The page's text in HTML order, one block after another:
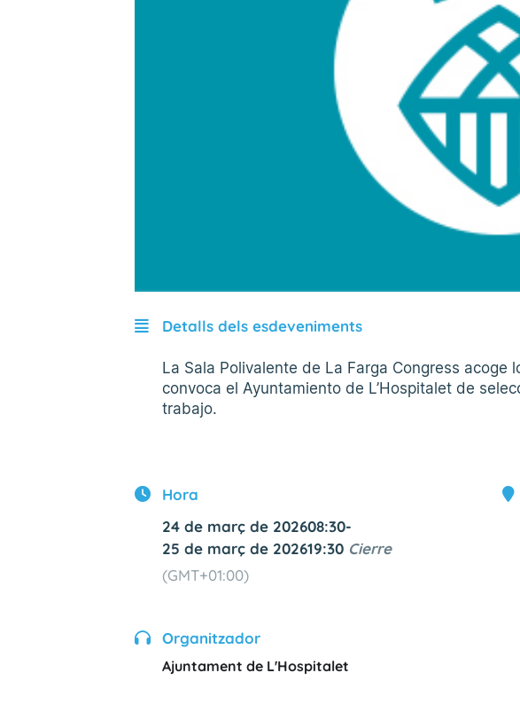
Detalls dels esdeveniments
La Sala Polivalente de La Farga Congress
convoca el Ayuntamiento de L’Hospitalet de
trabajo.
Hora
24 de març de 202608:30-
25 de març de 202619:30 Cierre
(GMT+01:00)
Organitzador
Ajuntament de L'Hospitalet